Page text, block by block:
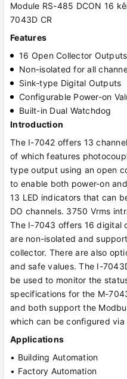
Module RS-485 DCON 16
7043D CR
Features
16 Open Collector Outputs
Non-isolated for all
Sink-type Digital Outputs
Configurable Power-on
Built-in Dual Watchdog
Introduction
The I-7042 offers 13
of which features
type output using an open
to enable both power-on
13 LED indicators that can
DO channels. 3750 Vrms
The I-7043 offers 16 digital
are non-isolated and
collector. There are also
and safe values. The I-
be used to monitor the
specifications for the M-
and both support the
which can be configured via
Applications
• Building Automation
• Factory Automation